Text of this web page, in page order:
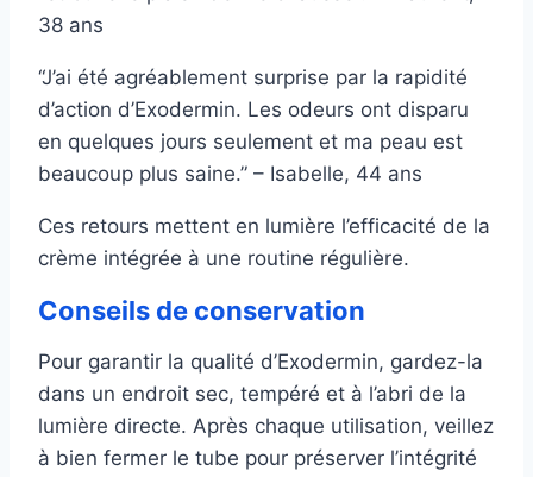
38 ans
“J’ai été agréablement surprise par la rapidité
d’action d’Exodermin. Les odeurs ont disparu
en quelques jours seulement et ma peau est
beaucoup plus saine.” – Isabelle, 44 ans
Ces retours mettent en lumière l’efficacité de la
crème intégrée à une routine régulière.
Conseils de conservation
Pour garantir la qualité d’Exodermin, gardez-la
dans un endroit sec, tempéré et à l’abri de la
lumière directe. Après chaque utilisation, veillez
à bien fermer le tube pour préserver l’intégrité